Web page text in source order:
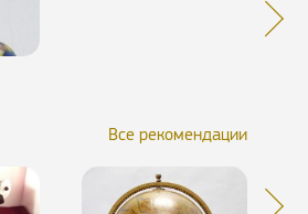
Все рекомендации